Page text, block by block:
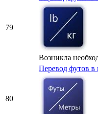
79
Возникла
80
Перевод футов в